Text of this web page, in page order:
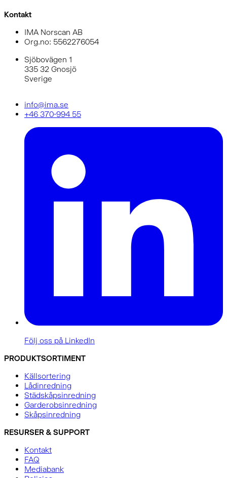
Kontakt
IMA Norscan AB
Org.no: 5562276054
Sjöbovägen 1
335 32 Gnosjö
Sverige
info@ima.se
+46 370-994 55
Följ oss på LinkedIn
PRODUKTSORTIMENT
Källsortering
Lådinredning
Städskåpsinredning
Garderobsinredning
Skåpsinredning
RESURSER & SUPPORT
Kontakt
FAQ
Mediabank